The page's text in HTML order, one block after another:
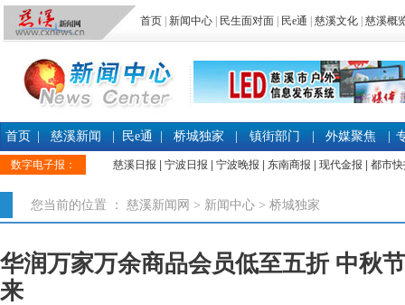
首页 新闻中心 民生面对面 民e通 慈溪文化 慈溪概
首页 慈溪新闻 民e通 桥城独家 镇街部门 外媒聚焦
数字电子报： 慈溪日报 宁波日报 宁波晚报 东南商报 现代金报 都市
您当前的位置 ： 慈溪新闻网 > 新闻中心 > 桥城独家
华润万家万余商品会员低至五折 中秋
来